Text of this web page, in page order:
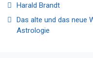
Harald Brandt
Das alte und das neue
Astrologie